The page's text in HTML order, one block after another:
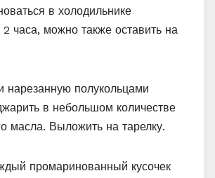
в холодильнике
часа, можно также оставить на
полукольцами
в небольшом количестве
масла. Выложить на тарелку.
промаринованный кусочек